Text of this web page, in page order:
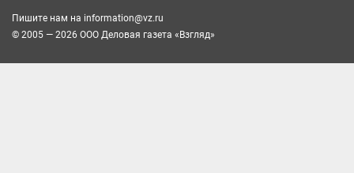
Пишите нам на information@vz.ru
© 2005 — 2026 ООО Деловая газета «Взгляд»